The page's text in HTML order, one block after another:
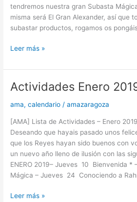
tendremos nuestra gran Subasta
misma será El Gran Alexander, así que
subastar productos, rogamos os
Leer más »
Actividades Enero
ama,calendario /amazaragoza
[AMA] Lista de Actividades – Enero
Deseando que hayais pasado unos
que los Reyes hayan sido buenos con
un nuevo año lleno de ilusión con las
ENERO 2019– Jueves 10 Bienvenida *
Mágica – Jueves 24 Conociendo a
Actividades
2019
Leer más »